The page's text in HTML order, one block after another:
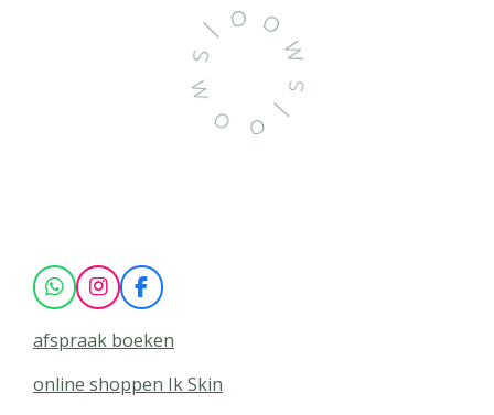
W
h
a
t
s
A
I
n
s
t
a
g
F
a
c
e
o
afspraak boeken
online shoppen Ik Skin